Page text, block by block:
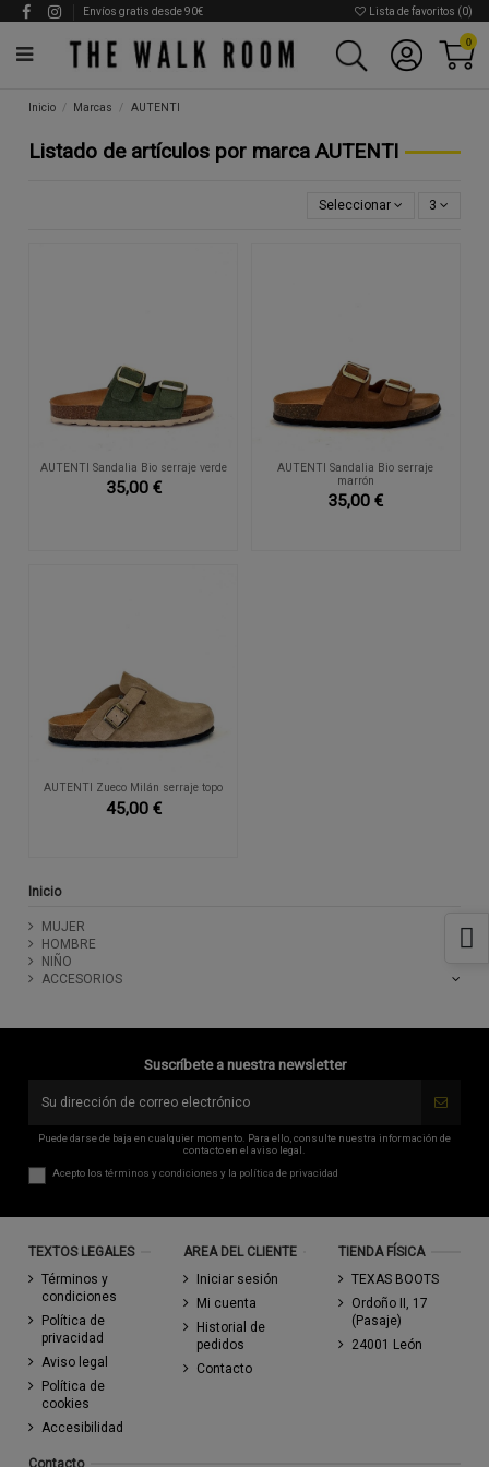
Envíos gratis desde 90€ Lista de favoritos (0)
0
Inicio Marcas AUTENTI
Listado de artículos por marca AUTENTI
Seleccionar 3
AUTENTI Sandalia Bio serraje verde
35,00 €
AUTENTI Sandalia Bio serraje
marrón
35,00 €
AUTENTI Zueco Milán serraje topo
45,00 €
Inicio
MUJER
HOMBRE
NIÑO
ACCESORIOS
Suscríbete a nuestra newsletter
Puede darse de baja en cualquier momento. Para ello, consulte nuestra información de
contacto en el aviso legal.
Acepto lostérminos y condiciones y la política de privacidad
TEXTOS LEGALES
Términos y
condiciones
Política de
privacidad
Aviso legal
Política de
cookies
Accesibilidad
AREA DEL CLIENTE
Iniciar sesión
Mi cuenta
Historial de
pedidos
Contacto
TIENDA FÍSICA
TEXAS BOOTS
Ordoño II, 17
(Pasaje)
24001 León
Contacto